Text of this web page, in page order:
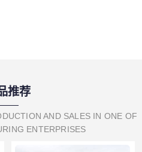
推荐
AND SALES IN ONE OF
ENTERPRISES